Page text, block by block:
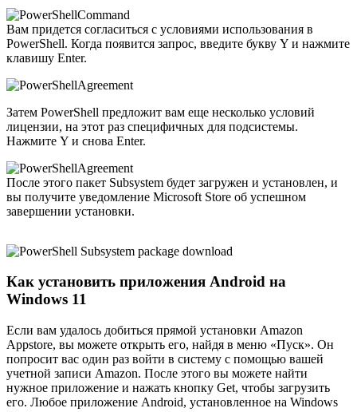
Вам придется согласиться с условиями использования в
PowerShell. Когда появится запрос, введите букву Y и нажмите
клавишу Enter.
Затем PowerShell предложит вам еще несколько условий
лицензии, на этот раз специфичных для подсистемы.
Нажмите Y и снова Enter.
После этого пакет Subsystem будет загружен и установлен, и
вы получите уведомление Microsoft Store об успешном
завершении установки.
Как установить приложения Android на
Windows 11
Если вам удалось добиться прямой установки Amazon
Appstore, вы можете открыть его, найдя в меню «Пуск». Он
попросит вас один раз войти в систему с помощью вашей
учетной записи Amazon. После этого вы можете найти
нужное приложение и нажать кнопку Get, чтобы загрузить
его. Любое приложение Android, установленное на Windows